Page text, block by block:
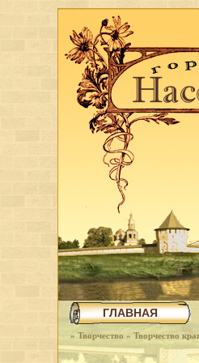
ГЛАВНАЯ
» Творчество » Творчество